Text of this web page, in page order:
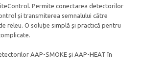
Permite conectarea detectorilor
și transmiterea semnalului către
releu. O soluție simplă și practică pentru
AAP-SMOKE și AAP-HEAT în